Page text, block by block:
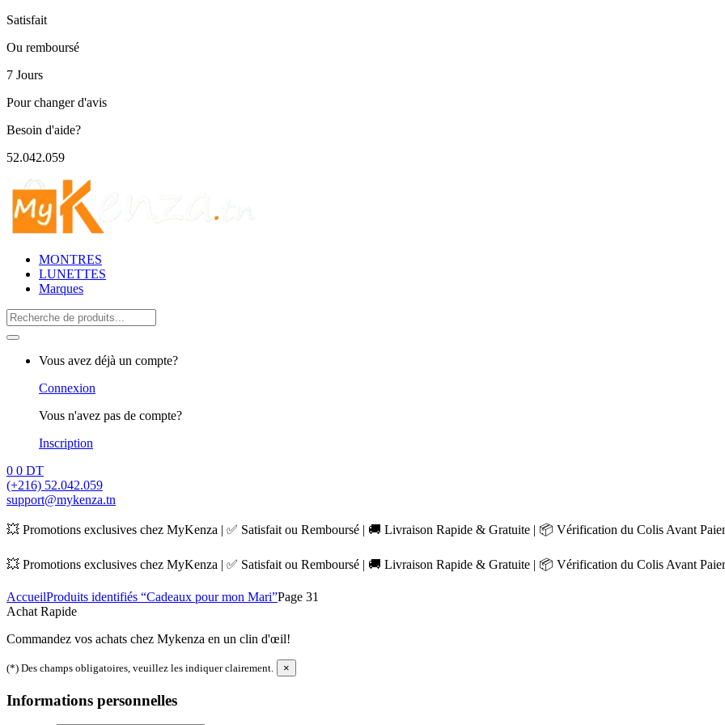
Satisfait
Ou remboursé
7 Jours
Pour changer d'avis
Besoin d'aide?
52.042.059
MONTRES
LUNETTES
Marques
Search
for:
Vous avez déjà un compte?
Connexion
Vous n'avez pas de compte?
Inscription
0 0 DT
(+216) 52.042.059
support@mykenza.tn
💥 Promotions exclusives chez MyKenza | ✅ Satisfait ou Remboursé | 🚚 Livraison Rapide & Gratuite | 📦 Vérification du Colis Avant
💥 Promotions exclusives chez MyKenza | ✅ Satisfait ou Remboursé | 🚚 Livraison Rapide & Gratuite | 📦 Vérification du Colis Avant
AccueilProduits identifiés “Cadeaux pour mon Mari”Page 31
Achat Rapide
Commandez vos achats chez Mykenza en un clin d'œil!
(*) Des champs obligatoires, veuillez les indiquer clairement. ×
Informations personnelles